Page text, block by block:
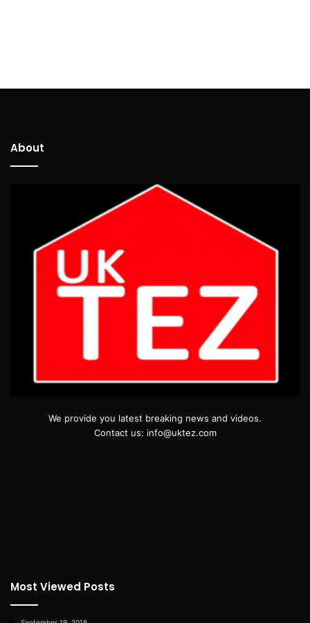
About
We provide you latest breaking news and videos.
Contact us: info@uktez.com
Most Viewed Posts